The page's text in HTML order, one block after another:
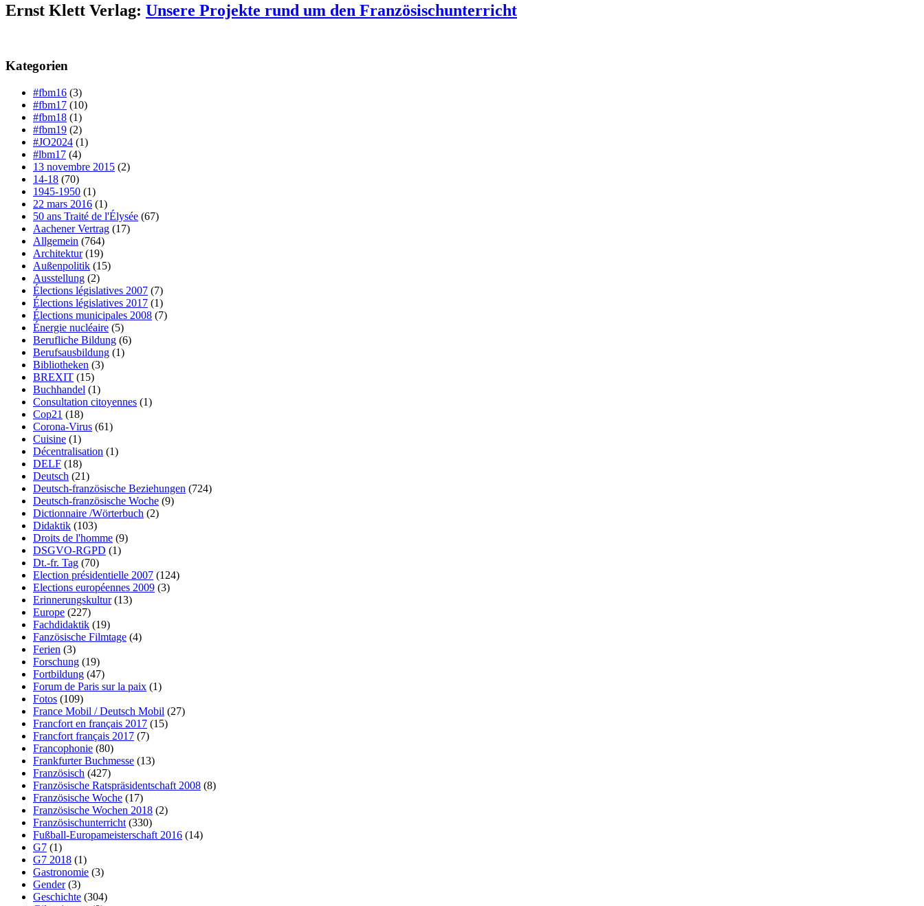
Ernst Klett Verlag: Unsere Projekte rund um den Französischunterricht
Kategorien
#fbm16 (3)
#fbm17 (10)
#fbm18 (1)
#fbm19 (2)
#JO2024 (1)
#lbm17 (4)
13 novembre 2015 (2)
14-18 (70)
1945-1950 (1)
22 mars 2016 (1)
50 ans Traité de l'Élysée (67)
Aachener Vertrag (17)
Allgemein (764)
Architektur(19)
Außenpolitik (15)
Ausstellung (2)
Élections législatives 2007 (7)
Élections législatives 2017 (1)
Élections municipales 2008 (7)
Énergie nucléaire (5)
Berufliche Bildung (6)
Berufsausbildung (1)
Bibliotheken (3)
BREXIT (15)
Buchhandel (1)
Consultation citoyennes (1)
Cop21 (18)
Corona-Virus (61)
Cuisine (1)
Décentralisation (1)
DELF (18)
Deutsch (21)
Deutsch-französische Beziehungen (724)
Deutsch-französische Woche (9)
Dictionnaire /Wörterbuch (2)
Didaktik (103)
Droits de l'homme (9)
DSGVO-RGPD (1)
Dt.-fr. Tag (70)
Election présidentielle 2007 (124)
Elections européennes 2009 (3)
Erinnerungskultur(13)
Europe (227)
Fachdidaktik (19)
Fanzösische Filmtage (4)
Ferien (3)
Forschung (19)
Fortbildung (47)
Forum de Paris sur la paix (1)
Fotos (109)
France Mobil / Deutsch Mobil (27)
Francfort en français 2017 (15)
Francfort français 2017 (7)
Francophonie (80)
Frankfurter Buchmesse (13)
Französisch (427)
Französische Ratspräsidentschaft 2008 (8)
Französische Woche (17)
Französische Wochen 2018 (2)
Französischunterricht (330)
Fußball-Europameisterschaft 2016 (14)
G7 (1)
G7 2018 (1)
Gastronomie (3)
Gender(3)
Geschichte (304)